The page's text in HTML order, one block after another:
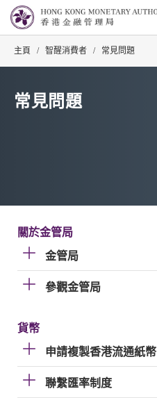
主頁 / 智醒消費者 / 常見問題
常見問題
關於金管局
金管局
參觀金管局
貨幣
申請複製香港流通紙幣
聯繫匯率制度